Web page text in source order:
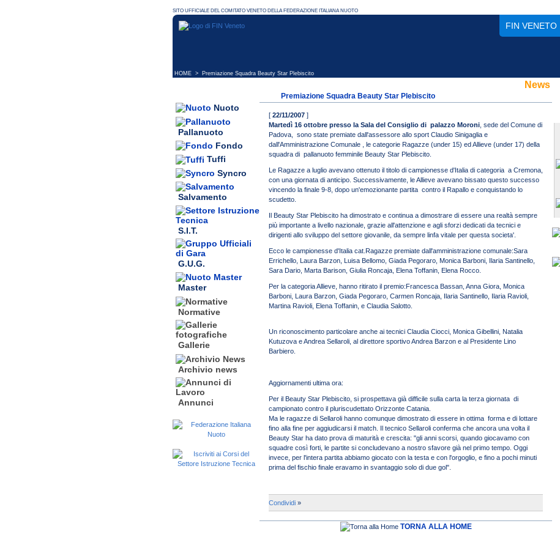
FIN VENETO
HOME > Premiazione Squadra Beauty Star Plebiscito
Nuoto
Pallanuoto
Fondo
Tuffi
Syncro
Salvamento
S.I.T.
G.U.G.
Master
Normative
Gallerie
Archivio news
Annunci
News
Premiazione Squadra Beauty Star Plebiscito
[ 22/11/2007 ]
Martedì 16 ottobre presso la Sala del Consiglio di palazzo Moroni , sede del Comune di
Padova, sono state premiate dall'assessore allo sport Claudio Sinigaglia e
dall'Amministrazione Comunale , le categorie Ragazze (under 15) ed Allieve (under 17) della
squadra di pallanuoto femminile Beauty Star Plebiscito.
Le Ragazze a luglio avevano ottenuto il titolo di campionesse d'Italia di categoria a Cremona,
con una giornata di anticipo. Successivamente, le Allieve avevano bissato questo successo
vincendo la finale 9-8, dopo un'emozionante partita contro il Rapallo e conquistando lo
scudetto.
Il Beauty Star Plebiscito ha dimostrato e continua a dimostrare di essere una realtà sempre
più importante a livello nazionale, grazie all'attenzione e agli sforzi dedicati da tecnici e
dirigenti allo sviluppo del settore giovanile, da sempre linfa vitale per questa societa'.
Ecco le campionesse d'Italia cat.Ragazze premiate dall'amministrazione comunale:Sara
Errichello, Laura Barzon, Luisa Bellomo, Giada Pegoraro, Monica Barboni, Ilaria Santinello,
Sara Dario, Marta Barison, Giulia Roncaja, Elena Toffanin, Elena Rocco.
Per la categoria Allieve, hanno ritirato il premio:Francesca Bassan, Anna Giora, Monica
Barboni, Laura Barzon, Giada Pegoraro, Carmen Roncaja, Ilaria Santinello, Ilaria Ravioli,
Martina Ravioli, Elena Toffanin, e Claudia Salotto.
Un riconoscimento particolare anche ai tecnici Claudia Ciocci, Monica Gibellini, Natalia
Kutuzova e Andrea Sellaroli, al direttore sportivo Andrea Barzon e al Presidente Lino
Barbiero.
Aggiornamenti ultima ora:
Per il Beauty Star Plebiscito, si prospettava già difficile sulla carta la terza giornata di
campionato contro il pluriscudettato Orizzonte Catania.
Ma le ragazze di Sellaroli hanno comunque dimostrato di essere in ottima forma e di lottare
fino alla fine per aggiudicarsi il match. Il tecnico Sellaroli conferma che ancora una volta il
Beauty Star ha dato prova di maturità e crescita: "gli anni scorsi, quando giocavamo con
squadre così forti, le partite si concludevano a nostro sfavore già nel primo tempo. Oggi
invece, per l'intera partita abbiamo giocato con la testa e con l'orgoglio, e fino a pochi minuti
prima del fischio finale eravamo in svantaggio solo di due gol".
Condividi »
TORNA ALLA HOME